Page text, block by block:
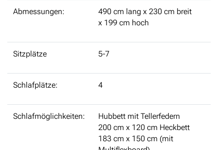
Abmessungen:
490 cm lang x 230 cm breit
x 199 cm hoch
Sitzplätze 5-7
Schlafplätze: 4
Schlafmöglichkeiten:
Hubbett mit Tellerfedern
200 cm x 120 cm Heckbett
183 cm x 150 cm (mit